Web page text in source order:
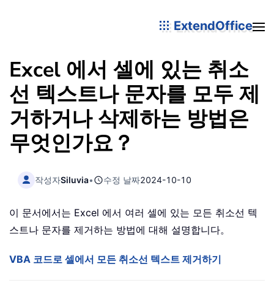
ExtendOffice
Excel 에서 셀에 있는 취소
선 텍스트나 문자를 모두 제
거하거나 삭제하는 방법은
무엇인가요？
작성자Siluvia• 수정 날짜2024-10-10
이 문서에서는 Excel 에서 여러 셀에 있는 모든 취소선 텍
스트나 문자를 제거하는 방법에 대해 설명합니다。
VBA 코드로 셀에서 모든 취소선 텍스트 제거하기